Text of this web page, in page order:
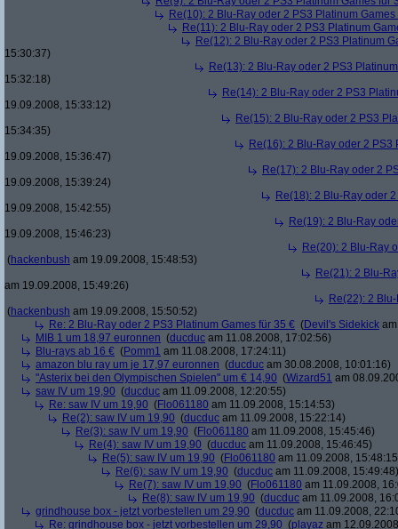
Re(10): 2 Blu-Ray oder 2 PS3 Platinum Games
Re(11): 2 Blu-Ray oder 2 PS3 Platinum
Re(12): 2 Blu-Ray oder 2 PS3 Platinum
15:30:37)
Re(13): 2 Blu-Ray oder 2 PS3
15:32:18)
Re(14): 2 Blu-Ray oder 2 PS3
19.09.2008, 15:33:12)
Re(15): 2 Blu-Ray oder 2 PS3
15:34:35)
Re(16): 2 Blu-Ray oder 2 PS3
19.09.2008, 15:36:47)
Re(17): 2 Blu-Ray oder 2
19.09.2008, 15:39:24)
Re(18): 2 Blu-Ray oder
19.09.2008, 15:42:55)
Re(19): 2 Blu-Ray
19.09.2008, 15:46:23)
Re(20): 2 Blu-Ray
(hackenbush am 19.09.2008, 15:48:53)
Re(21): 2 Blu-
am 19.09.2008, 15:49:26)
Re(22): 2
(hackenbush am 19.09.2008, 15:50:52)
Re: 2 Blu-Ray oder 2 PS3 Platinum Games für 35 € (Devil's Sidekick
MIB 1 um 18,97 euronnen (ducduc am 11.08.2008, 17:02:56)
Blu-rays ab 16 € (Pomm1 am 11.08.2008, 17:24:11)
amazon blu ray um je 17,97 euronnen (ducduc am 30.08.2008, 10:01:16)
"Asterix bei den Olympischen Spielen" um € 14,90 (Wizard51 am
saw IV um 19,90 (ducduc am 11.09.2008, 12:20:55)
Re: saw IV um 19,90 (Flo061180 am 11.09.2008, 15:14:53)
Re(2): saw IV um 19,90 (ducduc am 11.09.2008, 15:22:14)
Re(3): saw IV um 19,90 (Flo061180 am 11.09.2008, 15:45:46)
Re(4): saw IV um 19,90 (ducduc am 11.09.2008, 15:46:45)
Re(5): saw IV um 19,90 (Flo061180 am 11.09.2008,
Re(6): saw IV um 19,90 (ducduc am 11.09.2008, 15:49:48)
Re(7): saw IV um 19,90 (Flo061180 am 11.09.2008,
Re(8): saw IV um 19,90 (ducduc am 11.09.2008,
grindhouse box - jetzt vorbestellen um 29,90 (ducduc am 11.09.2008,
Re: grindhouse box - jetzt vorbestellen um 29,90 (playaz am